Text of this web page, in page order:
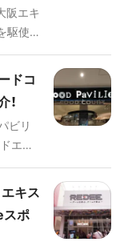
阪エキ
駆使し
でき
んな
をご
ドコ
！
ビリ
エリ
まさ
事を
エキ
介い
エキス
スポ